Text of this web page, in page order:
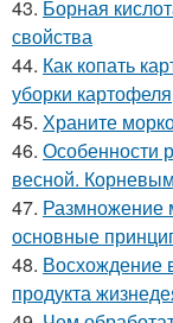
43. Борная
свойства
44. Как копать
уборки картофеля
45. Храните
46. Особенности
весной.
47. Размножение
основные
48. Восхождение
продукта